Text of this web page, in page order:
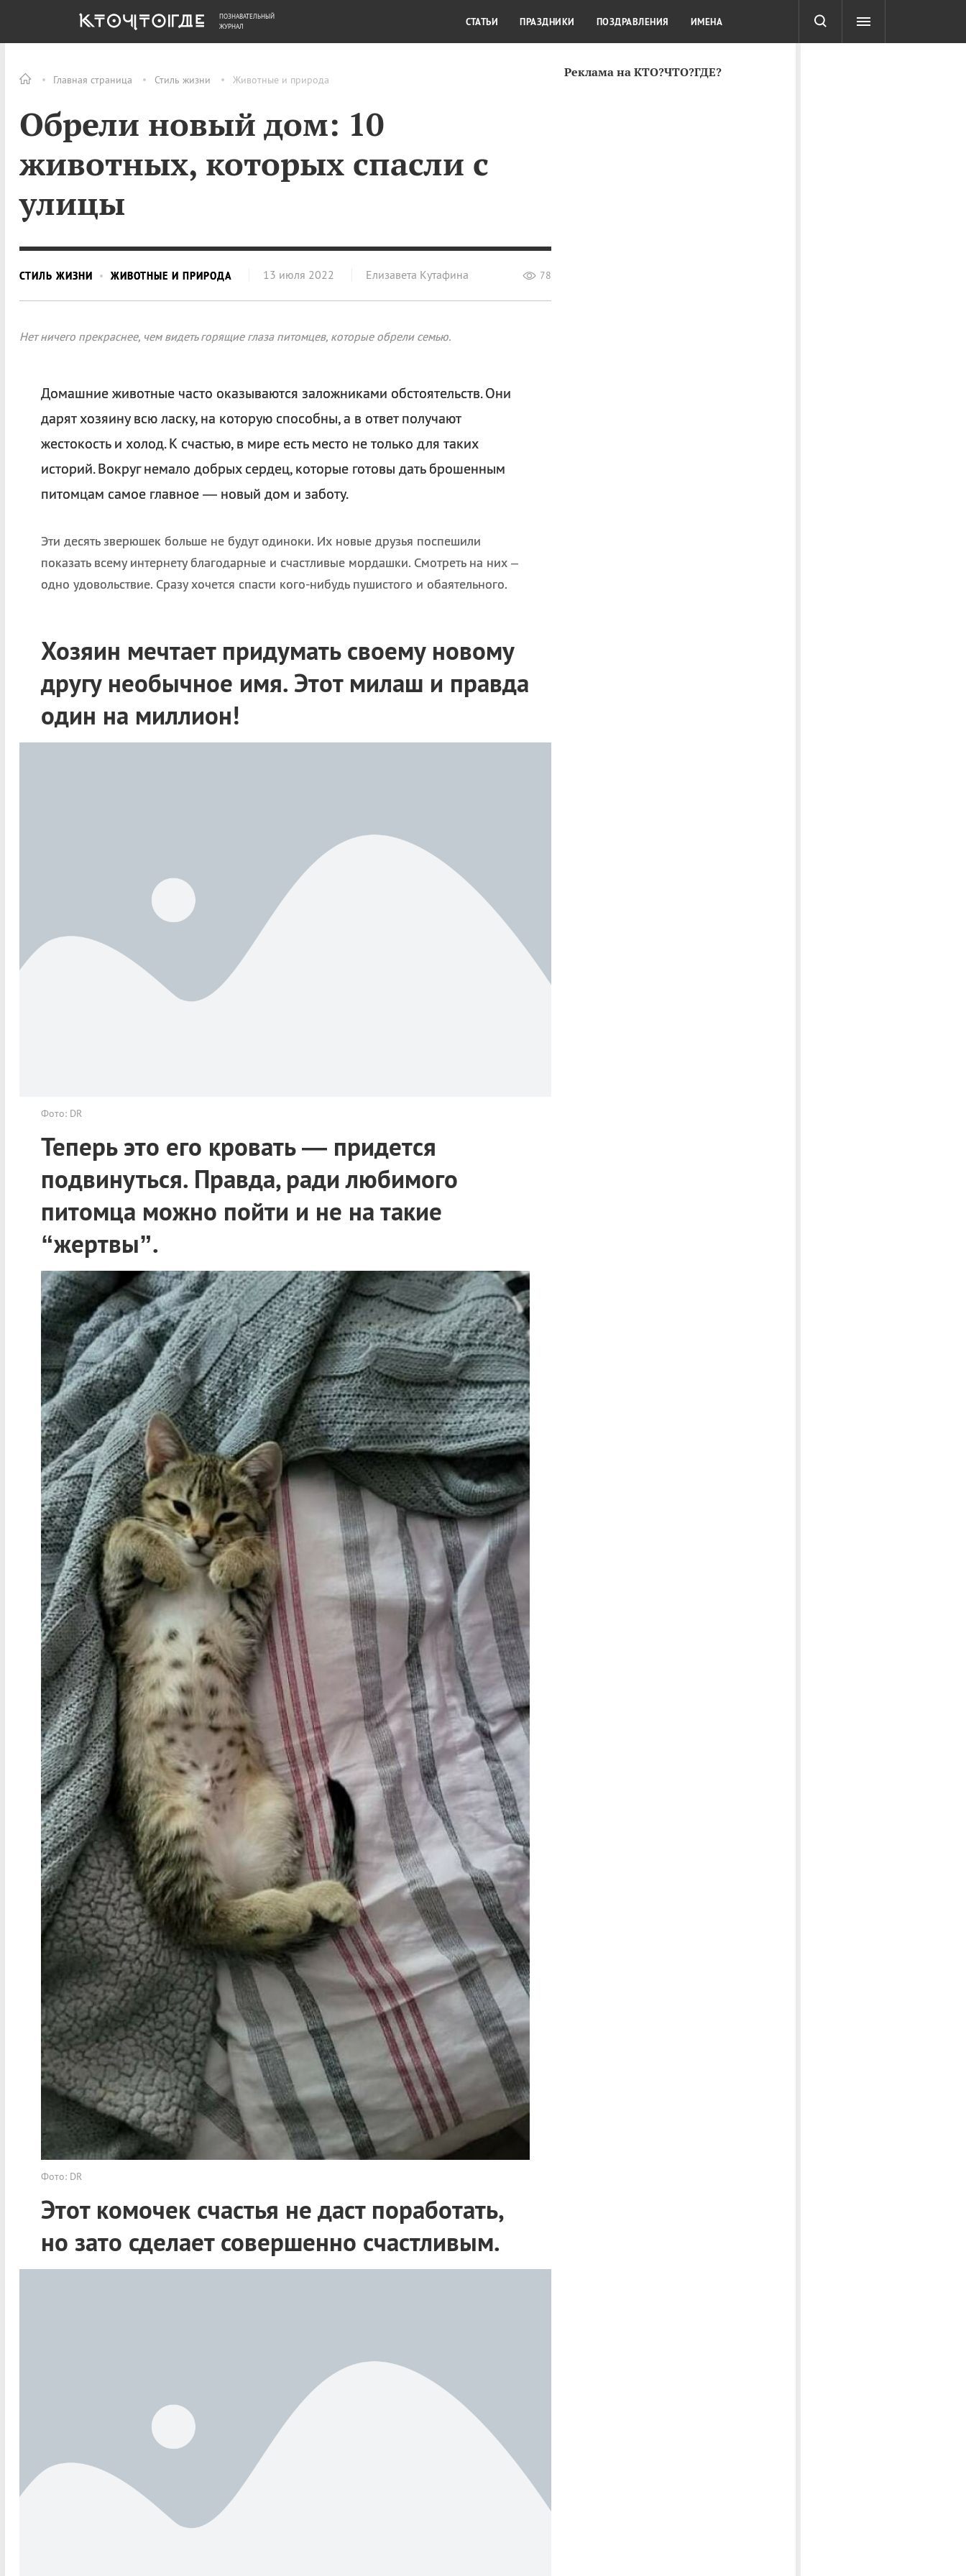
Главная страница Стиль жизни Животные и природа
Обрели новый дом: 10
животных, которых спасли с
улицы
СТИЛЬ ЖИЗНИ ЖИВОТНЫЕ И ПРИРОДА 13 июля 2022 Елизавета Кутафина 78
Нет ничего прекраснее, чем видеть горящие глаза питомцев, которые обрели семью.
Домашние животные часто оказываются заложниками обстоятельств. Они
дарят хозяину всю ласку, на которую способны, а в ответ получают
жестокость и холод. К счастью, в мире есть место не только для таких
историй. Вокруг немало добрых сердец, которые готовы дать брошенным
питомцам самое главное — новый дом и заботу.
Эти десять зверюшек больше не будут одиноки. Их новые друзья поспешили
показать всему интернету благодарные и счастливые мордашки. Смотреть на них –
одно удовольствие. Сразу хочется спасти кого-нибудь пушистого и обаятельного.
Хозяин мечтает придумать своему новому
другу необычное имя. Этот милаш и правда
один на миллион!
Фото: DR
Теперь это его кровать — придется
подвинуться. Правда, ради любимого
питомца можно пойти и не на такие
“жертвы”.
Фото: DR
Этот комочек счастья не даст поработать,
но зато сделает совершенно счастливым.
Реклама на КТО?ЧТО?ГДЕ?
ОБЩЕСТВО ДЕНЬГИ КУЛЬТУРА КРАСОТА ТЕСТЫ
ПОЗНАВАТЕЛЬНЫЙ
ЖУРНАЛ
СТАТЬИ ПРАЗДНИКИ ПОЗДРАВЛЕНИЯ ИМЕНА